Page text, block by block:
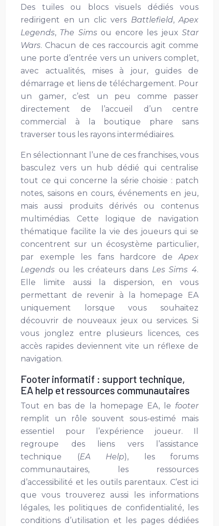
Des tuiles ou blocs visuels dédiés vous
redirigent en un clic vers Battlefield,Apex
Legends, The Simsou encore les jeuxStar
Wars. Chacun de ces raccourcis agit comme
une porte d’entrée vers un univers complet,
avec actualités, mises à jour, guides de
démarrage et liens de téléchargement. Pour
un gamer, c’est un peu comme passer
directement de l’accueil d’un centre
commercial à la boutique phare sans
traverser tous les rayons intermédiaires.
En sélectionnant l’une de ces franchises, vous
basculez vers un hub dédié qui centralise
tout ce qui concerne la série choisie : patch
notes, saisons en cours, événements en jeu,
mais aussi produits dérivés ou contenus
multimédias. Cette logique de navigation
thématique facilite la vie des joueurs qui se
concentrent sur un écosystème particulier,
par exemple les fans hardcore deApex
Legends ou les créateurs dans Les Sims 4.
Elle limite aussi la dispersion, en vous
permettant de revenir à la homepage EA
uniquement lorsque vous souhaitez
découvrir de nouveaux jeux ou services. Si
vous jonglez entre plusieurs licences, ces
accès rapides deviennent vite un réflexe de
navigation.
Footer informatif : support technique,
EA help et ressources communautaires
Tout en bas de la homepage EA, le footer
remplit un rôle souvent sous-estimé mais
essentiel pour l’expérience joueur. Il
regroupe des liens vers l’assistance
technique (EA Help), les forums
communautaires, les ressources
d’accessibilité et les outils parentaux. C’est ici
que vous trouverez aussi les informations
légales, les politiques de confidentialité, les
conditions d’utilisation et les pages dédiées